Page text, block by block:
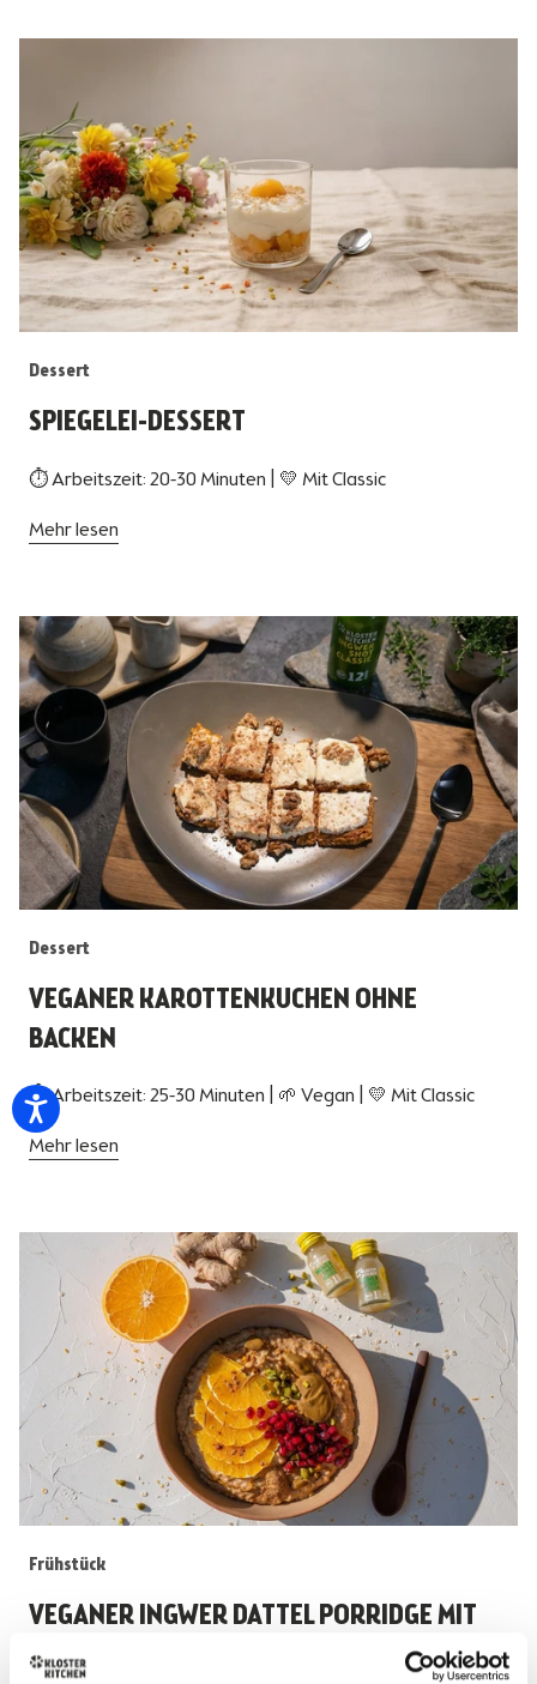
Dessert
SPIEGELEI-DESSERT
⏱ Arbeitszeit: 20-30 Minuten | 💛 Mit Classic
Mehr lesen
Dessert
VEGANER KAROTTENKUCHEN OHNE
BACKEN
⏱ Arbeitszeit: 25-30 Minuten | 🌱 Vegan | 💛 Mit Classic
Mehr lesen
Frühstück
VEGANER INGWER DATTEL PORRIDGE MIT
ORANGE